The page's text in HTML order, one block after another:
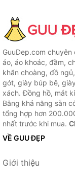
GuuDep.com
áo, áo khoác, đầm,
khăn choàng, đồ
gót, giày búp bê,
xách. Đồng hồ, mắt
Bằng khả năng sẵn
tổng hợp hơn
nhất trước khi mua.
VỀ GUU ĐẸP
Giới thiệu